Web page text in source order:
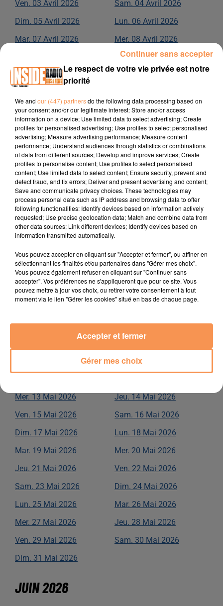
Ven. 03 Avril 2026 Sam. 04 Avril 2026
Dim. 05 Avril 2026 Lun. 06 Avril 2026
Mar. 07 Avril 2026 Mer. 08 Avril 2026
Ven. 10 Avril 2026
Sam.
11 Avril 2026 Dim. 12 Avril 2026
Mer. 15 Avril 2026 Jeu. 16 Avril 2026
Ven. 17 Avril 2026 Sam. 18 Avril 2026
Dim. 19 Avril 2026 Lun. 20 Avril 2026
Mar. 21 Avril 2026 Mer. 22 Avril 2026
Jeu. 23 Avril 2026 Ven. 24 Avril 2026
Sam. 25 Avril 2026 Dim. 26 Avril 2026
Lun. 27 Avril 2026 Mar. 28 Avril 2026
Mer. 29 Avril 2026 Jeu.
MAI2026
Ven. 01 Mai 2026 Sam. 02 Mai 2026
Mar. 05 Mai 2026 Mer. 06 Mai 2026
Dim. 10
Mer. 13 Mai 2026 Jeu. 14 Mai 2026
Ven. 15 Mai 2026 Sam. 16 Mai 2026
Dim. 17 Mai 2026 Lun. 18 Mai 2026
Mar. 19 Mai 2026 Mer. 20 Mai 2026
Jeu. 21 Mai 2026 Ven. 22 Mai 2026
Sam. 23 Mai 2026 Dim. 24 Mai 2026
Lun. 25 Mai 2026 Mar. 26 Mai 2026
Mer. 27 Mai 2026 Jeu. 28 Mai 2026
Ven. 29 Mai 2026 Sam. 30 Mai 2026
Dim. 31 Mai 2026
JUIN2026
Le respect de votre vie privée est notre
priorité
We and our (447) partnersdo the following data processing based on
your consent and/or our legitimate interest: Store and/or access
information on a device; Use limited data to select advertising; Create
profiles for personalised advertising; Use profiles to select personalised
advertising; Measure advertising performance; Measure content
performance; Understand audiences through statistics or combinations
of data from different sources; Develop and improve services; Create
profiles to personalise content; Use profiles to select personalised
content; Use limited data to select content; Ensure security, prevent and
detect fraud, and fix errors; Deliver and present advertising and content;
Save and communicate privacy choices. These technologies may
process personal data such as IP address and browsing data to offer
following functionalities: Identify devices based on information actively
requested; Use precise geolocation data; Match and combine data from
other data sources; Link different devices; Identify devices based on
information transmitted automatically.
Vous pouvez accepter en cliquant sur "Accepter et fermer", ou affiner en
sélectionnant les finalités et/ou partenaires dans "Gérer mes choix".
Vous pouvez également refuser en cliquant sur "Continuer sans
accepter". Vos préférences ne s'appliqueront que pour ce site. Vous
pouvez mettre à jour vos choix, ou retirer votre consentement à tout
moment via le lien "Gérer les cookies" situé en bas de chaque page.
Gérer mes choix
Accepter et fermer
Continuer sans accepter